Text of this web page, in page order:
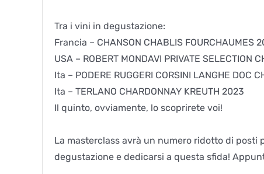
Tra i vini in degustazione:
Francia – CHANSON CHABLIS FOURCHAUMES
USA – ROBERT MONDAVI PRIVATE SELECTION
Ita – PODERE RUGGERI CORSINI LANGHE DOC
Ita – TERLANO CHARDONNAY KREUTH 2023
Il quinto, ovviamente, lo scoprirete voi!
La masterclass avrà un numero ridotto di posti
degustazione e dedicarsi a questa sfida!